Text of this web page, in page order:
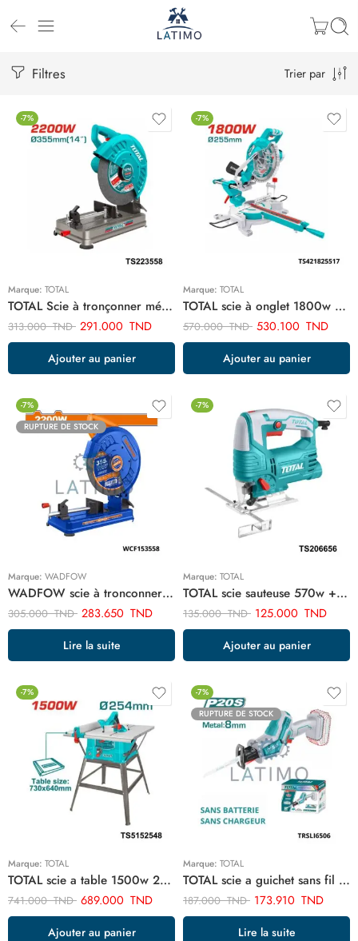
Filtres Trier par
-7%
Marque: TOTAL
TOTAL Scie à tronçonner métal 2200W Ø355mm TS223558
313.000TND 291.000 TND
Ajouter au panier
-7%
Marque: TOTAL
TOTAL scie à onglet 1800w 255mm TS421825517
570.000TND 530.100 TND
Ajouter au panier
-7%
RUPTURE DE STOCK
Marque: WADFOW
WADFOW scie à tronconner metal 2200w 355mm WCF153558
305.000TND 283.650 TND
Lire la suite
-7%
Marque: TOTAL
TOTAL scie sauteuse 570w + 3 lames de scie + jeu de charbon TS206656
135.000TND 125.000 TND
Ajouter au panier
-7%
Marque: TOTAL
TOTAL scie a table 1500w 254m TS5152548
741.000TND 689.000 TND
Ajouter au panier
-7%
RUPTURE DE STOCK
Marque: TOTAL
TOTAL scie a guichet sans fil TRSLI6506
187.000TND 173.910 TND
Lire la suite